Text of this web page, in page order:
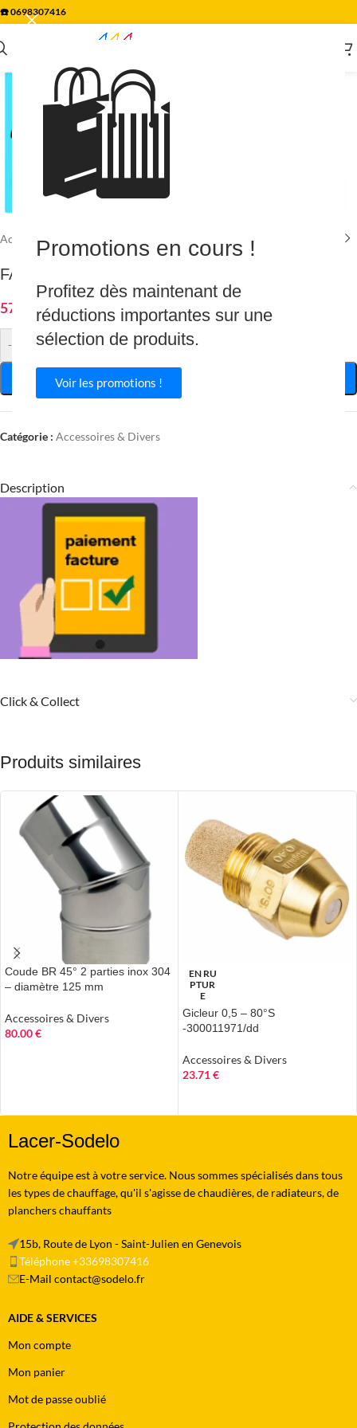
🛍️
Promotions en cours !
Profitez dès maintenant de
réductions importantes sur une
sélection de produits.
Voir les promotions !
☎️0698307416
Agrandir
Accueil /Piscine & Spa /Accessoires & Divers
FACTURE DUE ML
57.00€
- +
AJOUTER AU PANIER
Catégorie : Accessoires & Divers
Description
Click & Collect
Produits similaires
Coude BR 45° 2 parties inox 304
– diamètre 125 mm
Accessoires & Divers
80.00€
EN RU
PTUR
E
Gicleur 0,5 – 80°S
-300011971/dd
Accessoires & Divers
23.71€
Lacer-Sodelo
Notre équipe est à votre service. Nous sommes spécialisés dans tous
les types de chauffage, qu'il s'agisse de chaudières, de radiateurs, de
planchers chauffants
15b, Route de Lyon - Saint-Julien en Genevois
Téléphone +33698307416
E-Mail contact@sodelo.fr
AIDE & SERVICES
Mon compte
Mon panier
Mot de passe oublié